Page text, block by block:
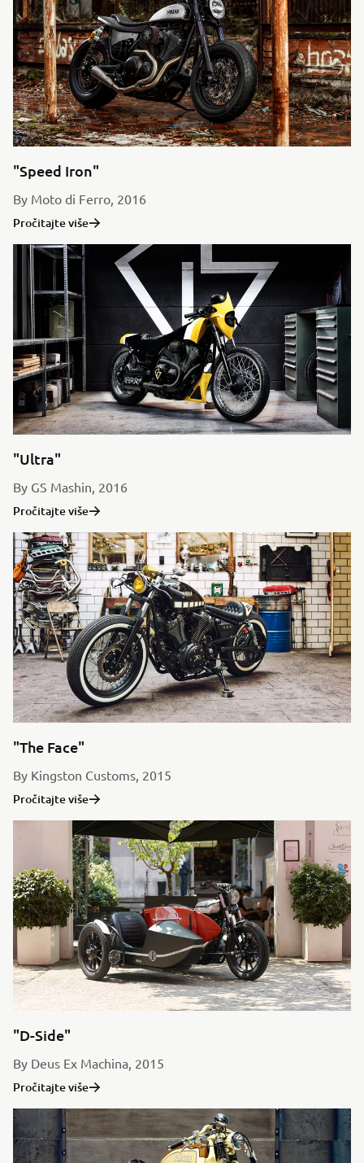
"Speed Iron"
By Moto di Ferro, 2016
Pročitajte više
"Ultra"
By GS Mashin, 2016
Pročitajte više
"The Face"
By Kingston Customs, 2015
Pročitajte više
"D-Side"
By Deus Ex Machina, 2015
Pročitajte više